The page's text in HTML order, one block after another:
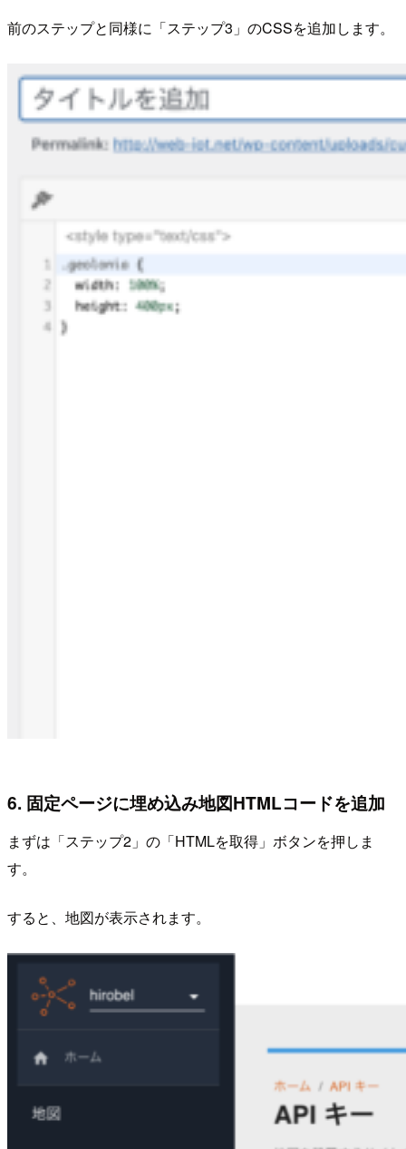
前のステップと同様に「ステップ3」のCSSを追加します。
6. 固定ページに埋め込み地図HTMLコードを追加
まずは「ステップ2」の「HTMLを取得」ボタンを押しま
す。
すると、地図が表示されます。